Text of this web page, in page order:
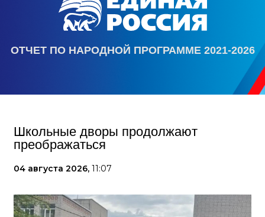
ОТЧЕТ ПО НАРОДНОЙ ПРОГРАММЕ 2021-2026
Школьные дворы продолжают
преображаться
04 августа 2026, 11:07